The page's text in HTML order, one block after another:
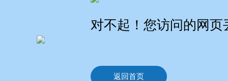
对不起！您访问的网
返回首页